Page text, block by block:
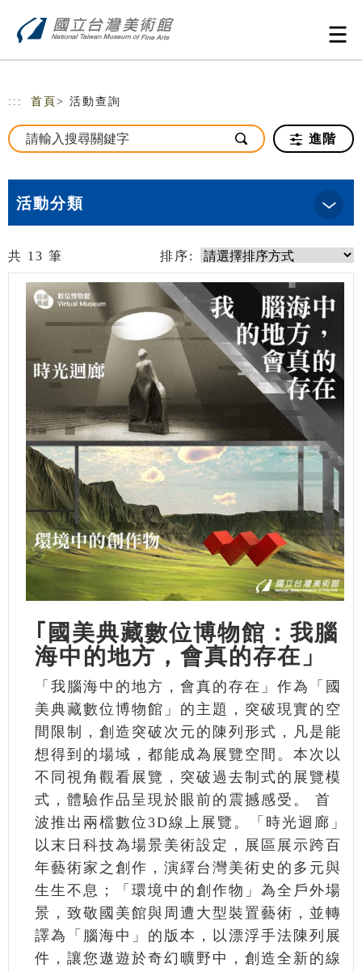
::: 首頁 > 活動查詢
進階
活動分類
共 13 筆 排序:
｢國美典藏數位博物館：我腦
海中的地方，會真的存在」
「我腦海中的地方，會真的存在」作為「國
美典藏數位博物館」的主題，突破現實的空
間限制，創造突破次元的陳列形式，凡是能
想得到的場域，都能成為展覽空間。本次以
不同視角觀看展覽，突破過去制式的展覽模
式，體驗作品呈現於眼前的震撼感受。 首
波推出兩檔數位3D線上展覽。「時光迴廊」
以末日科技為場景美術設定，展區展示跨百
年藝術家之創作，演繹台灣美術史的多元與
生生不息；「環境中的創作物」為全戶外場
景，致敬國美館與周遭大型裝置藝術，並轉
譯為「腦海中」的版本，以漂浮手法陳列展
件，讓您遨遊於奇幻曠野中，創造全新的線